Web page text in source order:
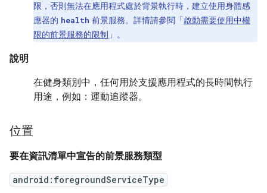
限，否則無法在應用程式處於背景執行時，建立使用身體感
應器的 health 前景服務。詳情請參閱「啟動需要使用中權
限的前景服務的限制 」。
說明
在健身類別中，任何用於支援應用程式的長時間執行
用途，例如：運動追蹤器。
位置
要在資訊清單中宣告的前景服務類型
android:foregroundServiceType